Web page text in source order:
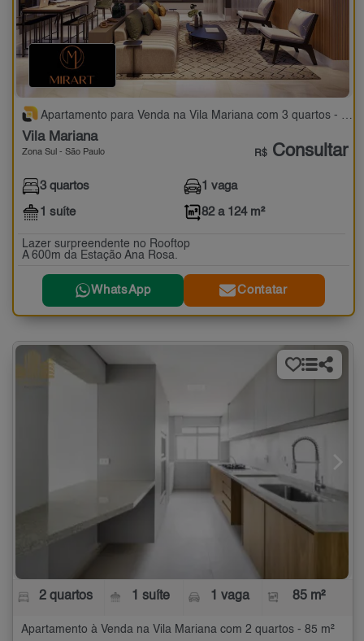
Apartamento para Venda na Vila Mariana com 3 quartos - 82 a 124 m²
Vila Mariana
Zona Sul - São Paulo R$ Consultar
3 quartos
1 suíte
1 vaga
82 a 124 m²
Lazer surpreendente no Rooftop
A 600m da Estação Ana Rosa.
WhatsApp Contatar
2 quartos 1 suíte 1 vaga 85 m²
Apartamento à Venda na Vila Mariana com 2 quartos - 85 m²